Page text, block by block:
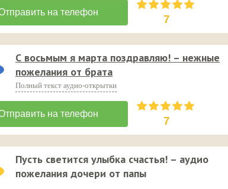
7
С восьмым я марта поздравляю! – нежные
пожелания от брата
Полный текст аудио-открытки
7
Пусть светится улыбка счастья! – аудио
пожелания дочери от папы